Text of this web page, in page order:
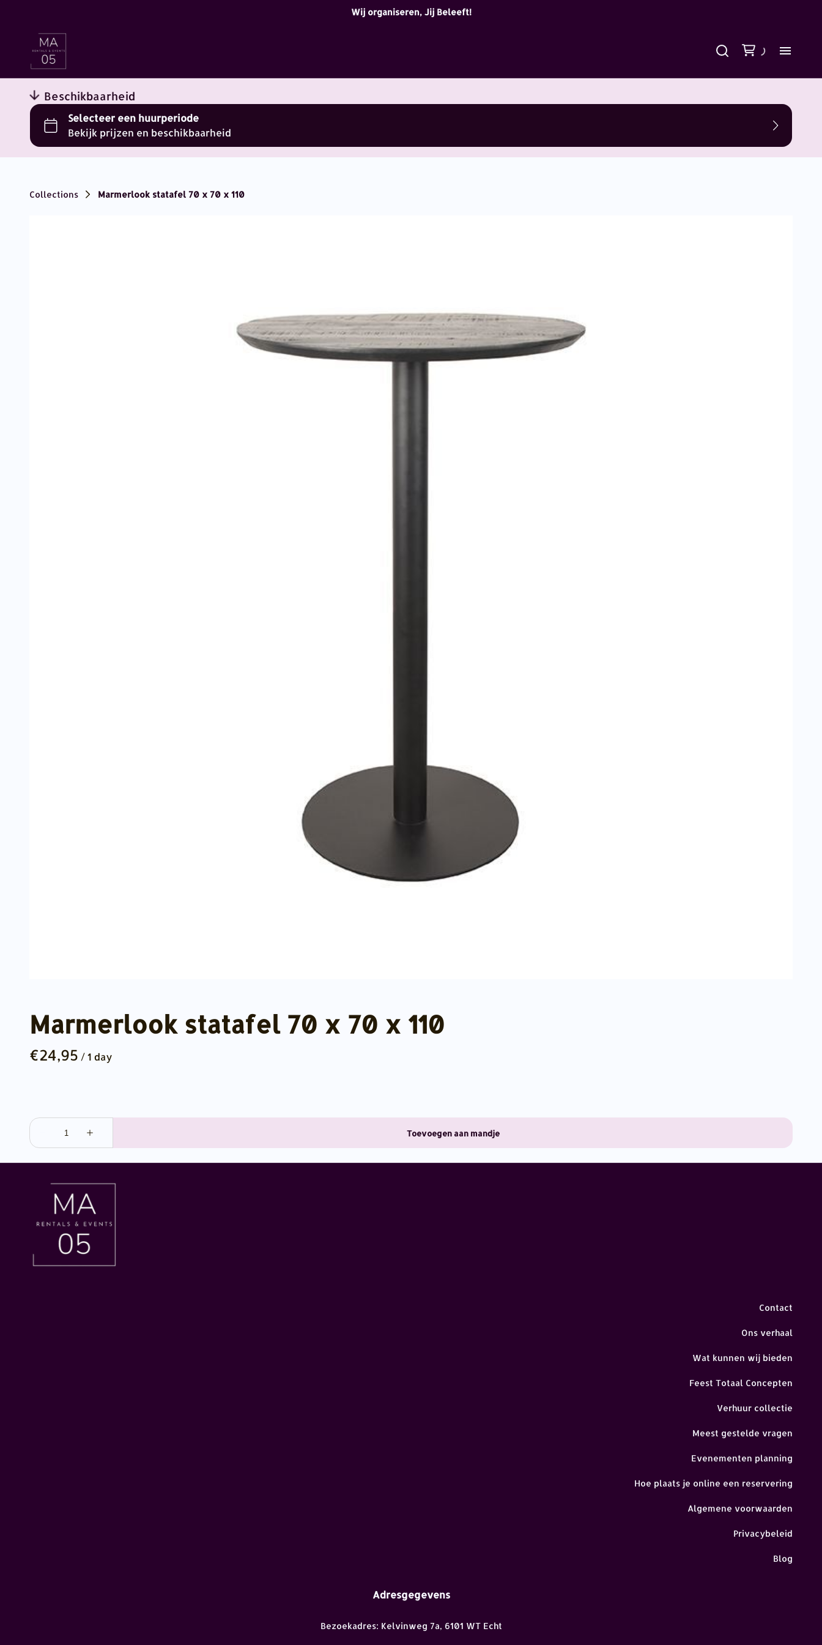
Wij organiseren, Jij Beleeft!
Beschikbaarheid
Collections Marmerlook statafel 70 x 70 x 110
Marmerlook statafel 70 x 70 x 110
/
Contact
Ons verhaal
Wat kunnen wij bieden
Feest Totaal Concepten
Verhuur collectie
Meest gestelde vragen
Evenementen planning
Hoe plaats je online een reservering
Algemene voorwaarden
Privacybeleid
Blog
Adresgegevens
Bezoekadres: Kelvinweg 7a, 6101 WT Echt